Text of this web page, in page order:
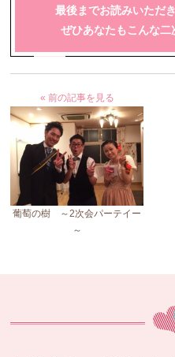
最後までお読みいただ
ぜひあなたもこんな
« 前の記事を見る
葡萄の樹 ～2次会パーテイー
～